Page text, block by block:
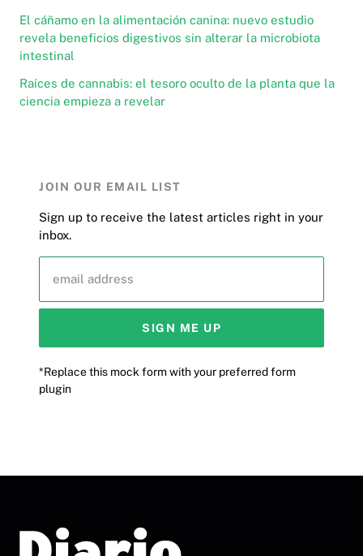
El cáñamo en la alimentación canina: nuevo estudio
revela beneficios digestivos sin alterar la microbiota
intestinal
Raíces de cannabis: el tesoro oculto de la planta que la
ciencia empieza a revelar
JOIN OUR EMAIL LIST
Sign up to receive the latest articles right in your
inbox.
email address
SIGN ME UP
*Replace this mock form with your preferred form
plugin